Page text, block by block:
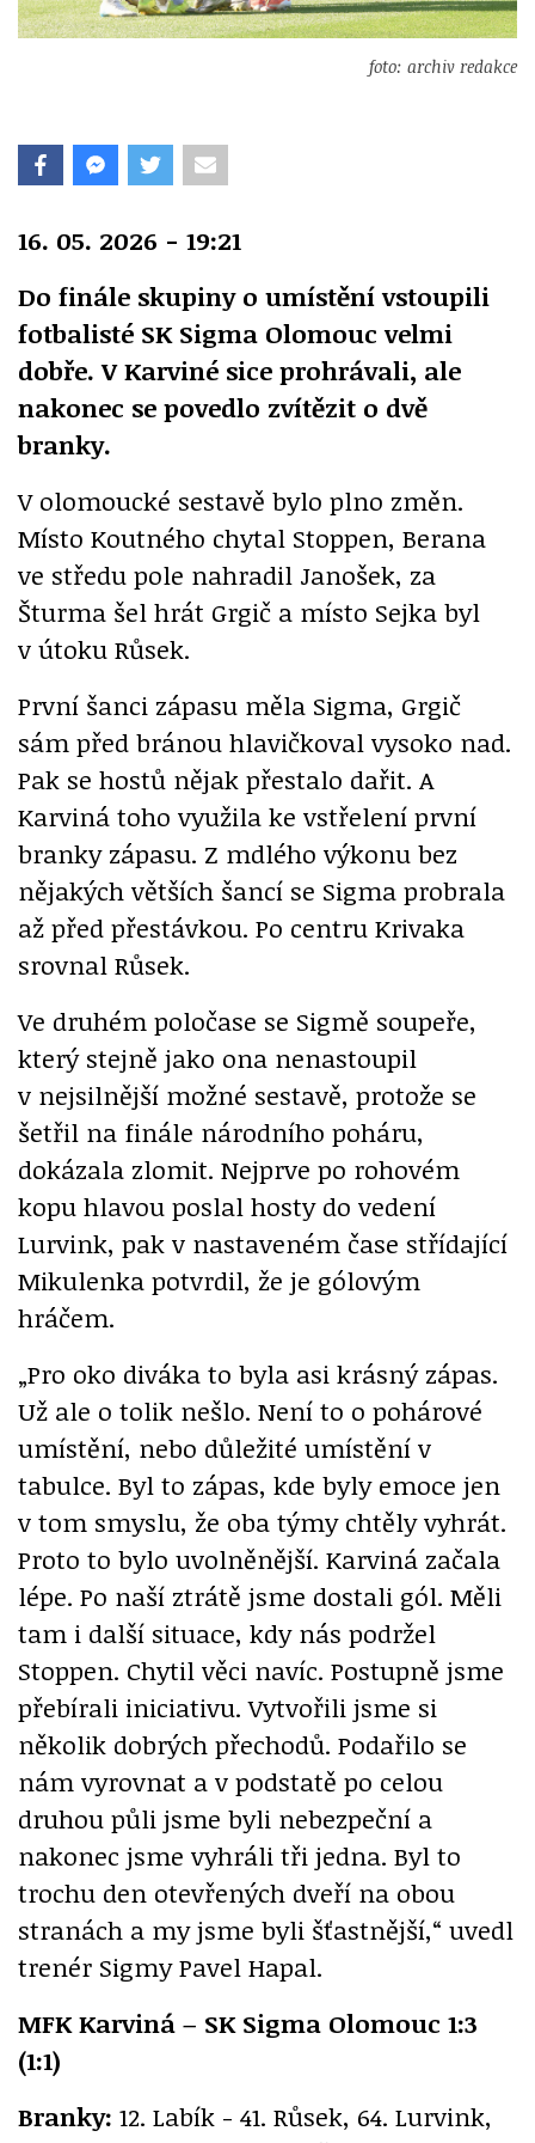
foto: archiv redakce
16. 05. 2026 - 19:21
Do finále skupiny o umístění vstoupili
fotbalisté SK Sigma Olomouc velmi
dobře. V Karviné sice prohrávali, ale
nakonec se povedlo zvítězit o dvě
branky.
V olomoucké sestavě bylo plno změn.
Místo Koutného chytal Stoppen, Berana
ve středu pole nahradil Janošek, za
Šturma šel hrát Grgič a místo Sejka byl
v útoku Růsek.
První šanci zápasu měla Sigma, Grgič
sám před bránou hlavičkoval vysoko nad.
Pak se hostů nějak přestalo dařit. A
Karviná toho využila ke vstřelení první
branky zápasu. Z mdlého výkonu bez
nějakých větších šancí se Sigma probrala
až před přestávkou. Po centru Krivaka
srovnal Růsek.
Ve druhém poločase se Sigmě soupeře,
který stejně jako ona nenastoupil
v nejsilnější možné sestavě, protože se
šetřil na finále národního poháru,
dokázala zlomit. Nejprve po rohovém
kopu hlavou poslal hosty do vedení
Lurvink, pak v nastaveném čase střídající
Mikulenka potvrdil, že je gólovým
hráčem.
„Pro oko diváka to byla asi krásný zápas.
Už ale o tolik nešlo. Není to o pohárové
umístění, nebo důležité umístění v
tabulce. Byl to zápas, kde byly emoce jen
v tom smyslu, že oba týmy chtěly vyhrát.
Proto to bylo uvolněnější. Karviná začala
lépe. Po naší ztrátě jsme dostali gól. Měli
tam i další situace, kdy nás podržel
Stoppen. Chytil věci navíc. Postupně jsme
přebírali iniciativu. Vytvořili jsme si
několik dobrých přechodů. Podařilo se
nám vyrovnat a v podstatě po celou
druhou půli jsme byli nebezpeční a
nakonec jsme vyhráli tři jedna. Byl to
trochu den otevřených dveří na obou
stranách a my jsme byli šťastnější,“ uvedl
trenér Sigmy Pavel Hapal.
MFK Karviná – SK Sigma Olomouc 1:3
(1:1)
Branky: 12. Labík - 41. Růsek, 64. Lurvink,